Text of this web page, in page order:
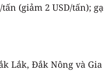
(giảm 2 USD/tấn);
Lắk, Đắk Nông và